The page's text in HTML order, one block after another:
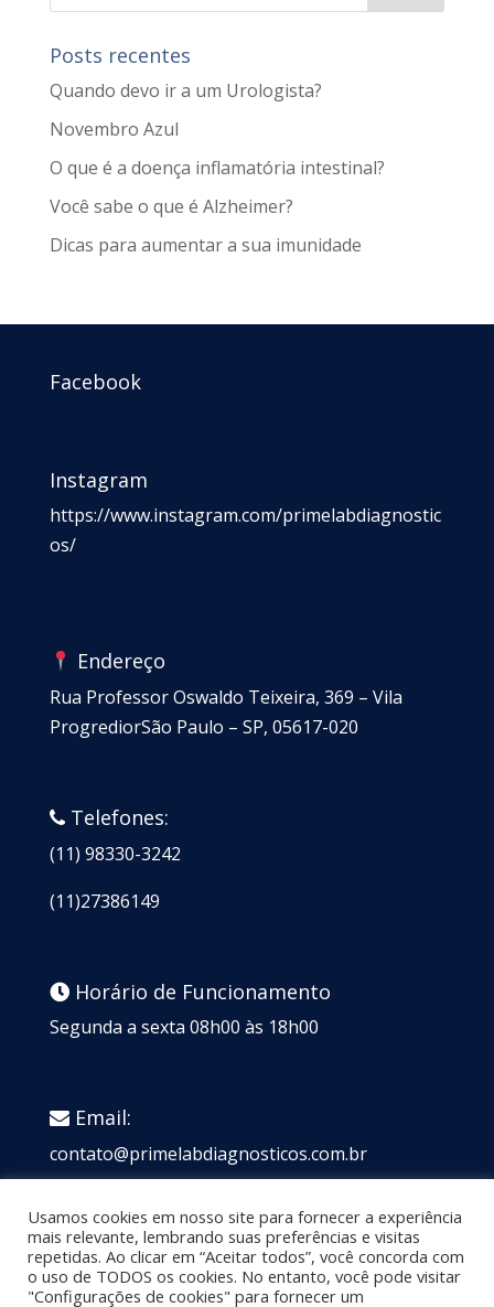
Posts recentes
Quando devo ir a um Urologista?
Novembro Azul
O que é a doença inflamatória intestinal?
Você sabe o que é Alzheimer?
Dicas para aumentar a sua imunidade
Facebook
Instagram
https://www.instagram.com/primelabdiagnostic
os/
Endereço
Rua Professor Oswaldo Teixeira, 369 – Vila
ProgrediorSão Paulo – SP, 05617-020
Telefones:
(11) 98330-3242
(11)27386149
Horário de Funcionamento
Segunda a sexta 08h00 às 18h00
Email:
contato@primelabdiagnosticos.com.br
18.332.020/0001-25
Usamos cookies em nosso site para fornecer a experiência
mais relevante, lembrando suas preferências e visitas
repetidas. Ao clicar em “Aceitar todos”, você concorda com
o uso de TODOS os cookies. No entanto, você pode visitar
"Configurações de cookies" para fornecer um